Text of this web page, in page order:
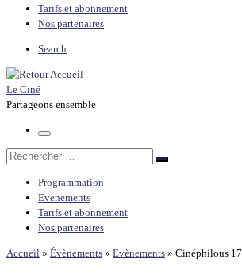
Tarifs et abonnement
Nos partenaires
Search
Le Ciné
Partageons ensemble
Menu
Rechercher
Rechercher
Programmation
Evènements
Tarifs et abonnement
Nos partenaires
Accueil » Évènements » Evènements » Cinéphilous 17